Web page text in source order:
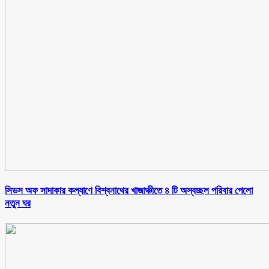
সিডস অফ সাদাকার কল্যাণে বিশ্বনাথের খাজাঞ্চীতে ৪ টি অস্বচ্ছল পরিবার পেলো
নতুন ঘর